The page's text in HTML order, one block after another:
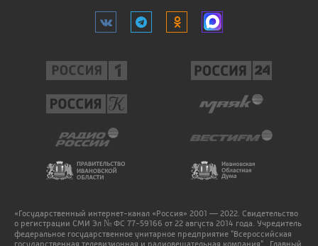
«Государственный интернет-канал «Россия» 2001 — 2022. Свидетельство
о регистрации СМИ Эл № ФС 77-59166 от 22 августа 2014 года. Учредитель
федеральное государственное унитарное предприятие "Всероссийская
государственная телевизионная и радиовещательная компания". Главный